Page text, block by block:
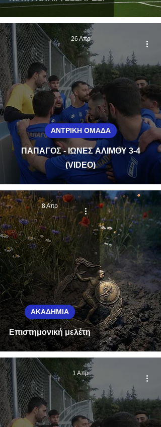
ΠΑΠΑΓΟΣ - ΙΩΝΕΣ ΑΛΙΜΟΥ 3-4
(VIDEO)
ΑΝΤΡΙΚΗ ΟΜΑΔΑ
26 Απρ
Επιστημονική μελέτη
ΑΚΑΔΗΜΙΑ
8 Απρ
1 Απρ